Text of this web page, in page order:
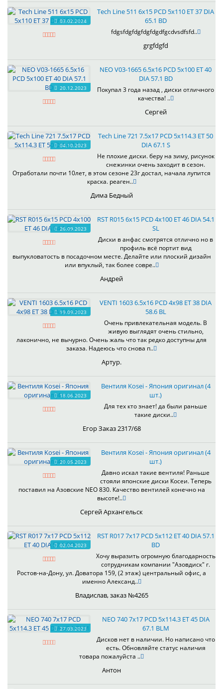
03.02.2024
Tech Line 511 6x15 PCD 5x110 ET 37 DIA
65.1 BD
fdgsfdgfdgfdgfdgdfgcdvsdfsfd..
grgfdgfd
20.12.2023
NEO V03-1665 6.5x16 PCD 5x100 ET 40
DIA 57.1 BD
Покупал 3 года назад , диски отличного
качества! ..
Сергей
04.10.2023
Tech Line 721 7.5x17 PCD 5x114.3 ET 50
DIA 67.1 S
Не плохие диски. беру на зиму, рисунок
снежинки очень заходит в сезон.
Отработали почти 10лет, в этом сезоне 23г достал, начала лупится
краска. реаген..
Дима Бедный
26.09.2023
RST R015 6x15 PCD 4x100 ET 46 DIA 54.1
SL
Диски в анфас смотрятся отлично но в
профиль всё портит вид
выпукловатость в посадочном месте. Делайте или плоский дизайн
или впуклый, так более совре..
Андрей
19.09.2023
VENTI 1603 6.5x16 PCD 4x98 ET 38 DIA
58.6 BL
Очень привлекательная модель. В
живую выглядят очень стильно,
лаконично, не вычурно. Очень жаль что так редко доступны для
заказа. Надеюсь что снова п..
Артур.
18.06.2023
Вентиля Kosei - Япония оригинал (4
шт.)
Для тех кто знает! да были раньше
такие диски..
Егор Заказ 2317/68
20.05.2023
Вентиля Kosei - Япония оригинал (4
шт.)
Давно искал такие вентиля! Раньше
стояли японские диски Косеи. Теперь
поставил на Азовские NEO 830. Качество вентилей конечно на
высоте!..
Сергей Архангельск
02.04.2023
RST R017 7x17 PCD 5x112 ET 40 DIA 57.1
BD
Хочу выразить огромную благодарность
сотрудникам компании "Азовдиск" г.
Ростов-на-Дону, ул. Доватора 159, (2 этаж) центральный офис, а
именно Александ..
Владислав, заказ №4265
27.03.2023
NEO 740 7x17 PCD 5x114.3 ET 45 DIA
67.1 BLM
Дисков нет в наличии. Но написано что
есть. Обновляйте статус наличия
товара пожалуйста ..
Антон